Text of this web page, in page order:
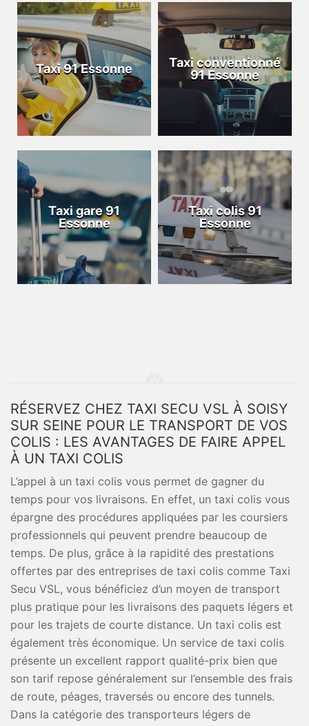
Taxi 91 Essonne
Taxi conventionné
91 Essonne
Taxi gare 91
Essonne
Taxi colis 91
Essonne
RÉSERVEZ CHEZ TAXI SECU VSL À SOISY
SUR SEINE POUR LE TRANSPORT DE VOS
COLIS : LES AVANTAGES DE FAIRE APPEL
À UN TAXI COLIS
L’appel à un taxi colis vous permet de gagner du
temps pour vos livraisons. En effet, un taxi colis vous
épargne des procédures appliquées par les coursiers
professionnels qui peuvent prendre beaucoup de
temps. De plus, grâce à la rapidité des prestations
offertes par des entreprises de taxi colis comme Taxi
Secu VSL, vous bénéficiez d’un moyen de transport
plus pratique pour les livraisons des paquets légers et
pour les trajets de courte distance. Un taxi colis est
également très économique. Un service de taxi colis
présente un excellent rapport qualité-prix bien que
son tarif repose généralement sur l’ensemble des frais
de route, péages, traversés ou encore des tunnels.
Dans la catégorie des transporteurs légers de